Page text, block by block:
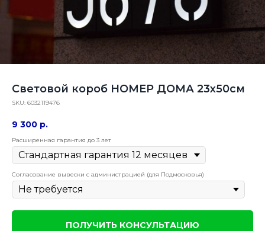
Световой короб НОМЕР ДОМА 23х50см
SKU: 6032119476
9 300 р.
Расширенная гарантия до 3 лет
Согласование вывески с администрацией (для Подмосковья)
ПОЛУЧИТЬ КОНСУЛЬТАЦИЮ